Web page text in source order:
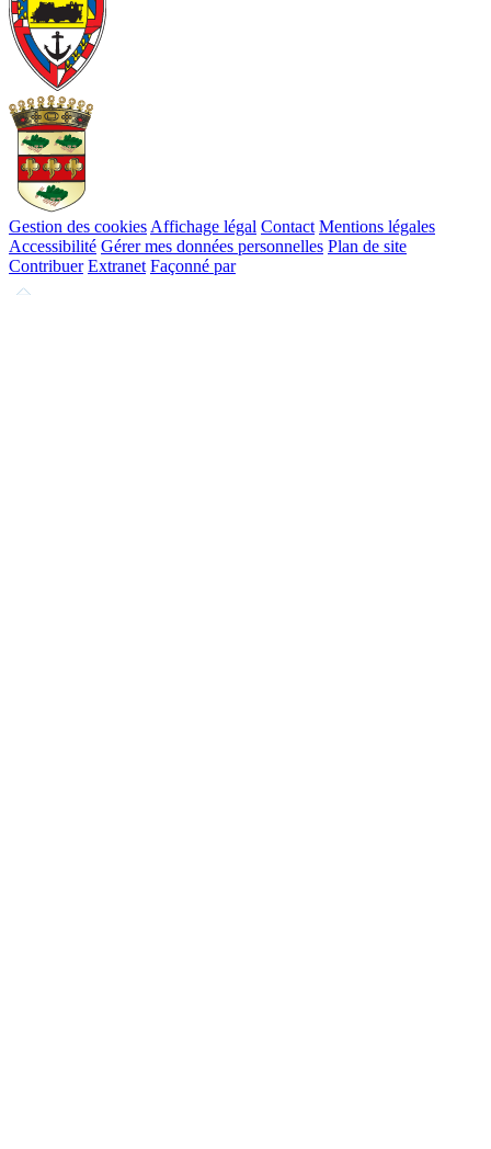
Gestion des cookies Affichage légal Contact Mentions légales
Accessibilité Gérer mes données personnelles Plan de site
Contribuer Extranet Façonné par